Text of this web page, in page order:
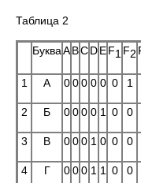
Таблица 2
БукваABCDEF1 F2
1 А 0 0 0 0 0 0 1
2 Б 0 0 0 0 1 0 0
3 В 0 0 0 1 0 0 0
4 Г 0 0 0 1 1 0 0